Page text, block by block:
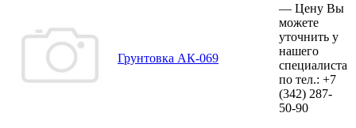
Грунтовка АК-069
— Цену Вы
можете
уточнить у
нашего
специалиста
по тел.: +7
(342) 287-
50-90